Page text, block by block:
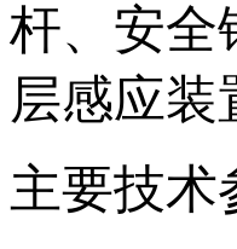
杆、安全
层感应
主要技术